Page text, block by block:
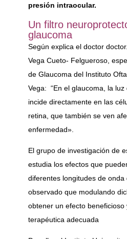
presión intraocular.
Un filtro
glaucoma
Según explica el doctor
Vega Cueto- Felgueroso,
de Glaucoma del Instituto
Vega: “En el glaucoma, la
incide directamente en las
retina, que también se ven
enfermedad».
El grupo de investigación de
estudia los efectos que
diferentes longitudes de onda
observado que modulando
obtener un efecto beneficioso
terapéutica adecuada